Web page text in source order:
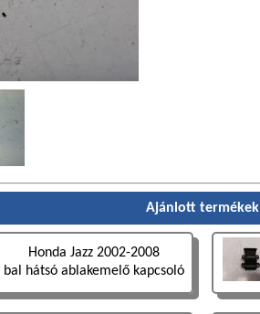
Ajánlott termékek
Honda Jazz 2002-2008
bal hátsó ablakemelő kapcsoló